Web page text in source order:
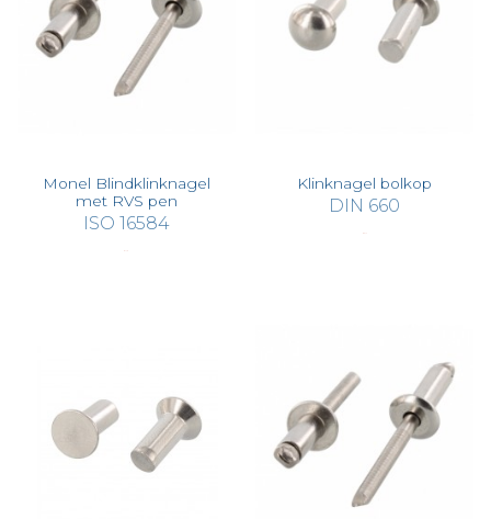
Monel Blindklinknagel
met RVS pen
ISO 16584
Klinknagel bolkop
DIN 660